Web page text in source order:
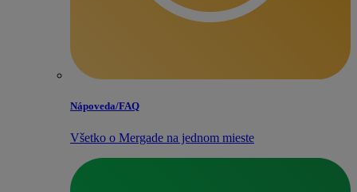
Nápoveda/​FAQ
Všetko o Mergade na jednom mieste